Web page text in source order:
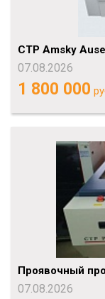
CTP Amsky
07.08.2026
1 800 000
Проявочный
07.08.2026